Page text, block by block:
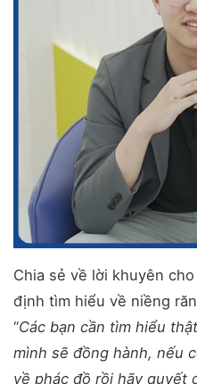
Chia sẻ về lời khuyên
định tìm hiểu về niềng
“Các bạn cần tìm hiểu
mình sẽ đồng hành, nếu
về phác đồ rồi hãy quyết